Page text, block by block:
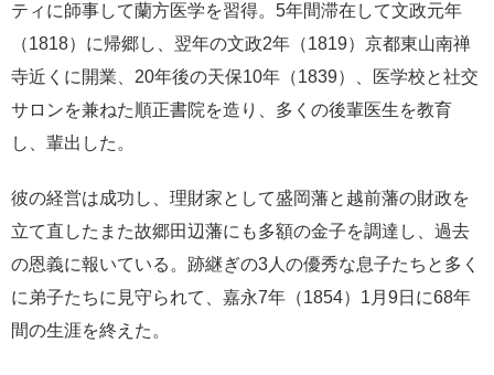
ティに師事して蘭方医学を習得。5年間滞在して文政元年
（1818）に帰郷し、翌年の文政2年（1819）京都東山南禅
寺近くに開業、20年後の天保10年（1839）、医学校と社交
サロンを兼ねた順正書院を造り、多くの後輩医生を教育
し、輩出した。
彼の経営は成功し、理財家として盛岡藩と越前藩の財政を
立て直したまた故郷田辺藩にも多額の金子を調達し、過去
の恩義に報いている。跡継ぎの3人の優秀な息子たちと多く
に弟子たちに見守られて、嘉永7年（1854）1月9日に68年
間の生涯を終えた。